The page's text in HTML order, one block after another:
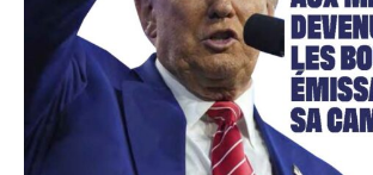
Accès gratuit
Gratuit /accès limité